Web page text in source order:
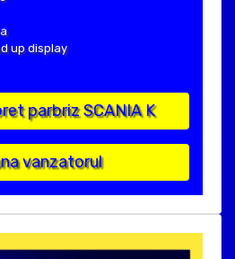
up display
parbriz SCANIA K
vanzatorul